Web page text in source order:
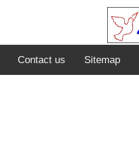
Contact us Sitemap